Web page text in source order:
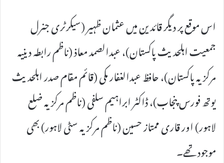
اس موقع پر دیگر قائدین میں عثمان ظہیر (سیکرٹری جنرل
جمعیت اہلحدیث پاکستان)، عبدالصمد معاذ (ناظم رابطہ دینیہ
مرکزیہ پاکستان)، حافظ عبدالغفار مکی (قائم مقام صدر اہلحدیث
یوتھ فورس پنجاب)، ڈاکٹر ابراہیم سلفی (ناظم مرکزیہ ضلع
لاہور) اور قاری ممتاز حسین (ناظم مرکزیہ سٹی لاہور) بھی
موجود تھے۔